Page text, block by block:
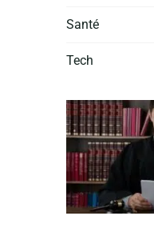
Santé
Tech